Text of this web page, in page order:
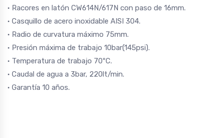
· Racores en latón CW614N/617N con paso de 16mm.
· Casquillo de acero inoxidable AISI 304.
· Radio de curvatura máximo 75mm.
· Presión máxima de trabajo 10bar(145psi).
· Temperatura de trabajo 70ºC.
· Caudal de agua a 3bar, 220lt/min.
· Garantía 10 años.